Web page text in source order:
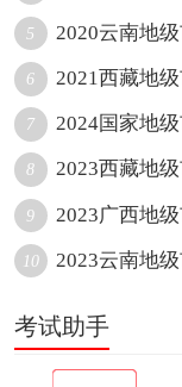
5 2020云南地
6 2021西藏地
7 2024国家地
8 2023西藏地
9 2023广西地
10 2023云南地
考试助手